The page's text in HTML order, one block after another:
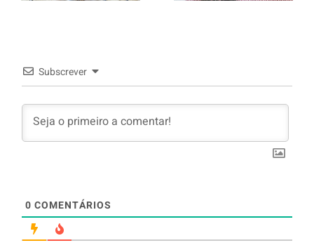
Subscrever
0 COMENTÁRIOS